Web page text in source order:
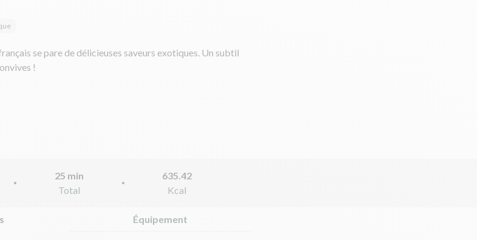
se pare de délicieuses saveurs exotiques. Un subtil
!
25 min
Total
635.42
Kcal
Équipement